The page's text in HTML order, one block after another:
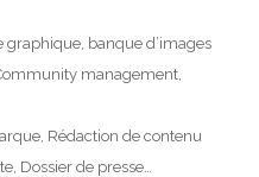
graphique, banque d’images
management,
Rédaction de contenu
Dossier de presse…